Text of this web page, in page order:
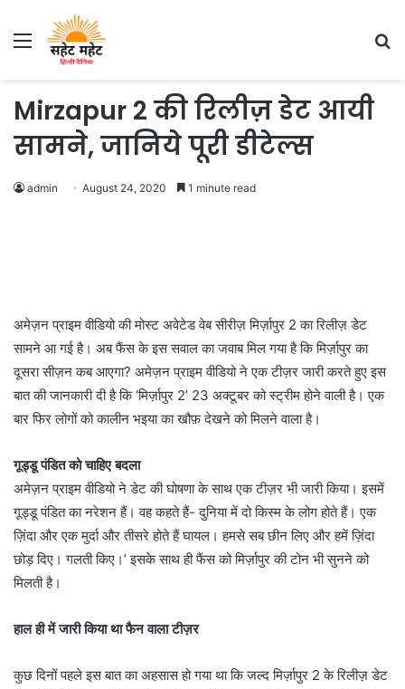
Menu
Mirzapur 2 की रिलीज़ डेट आयी
सामने, जानिये पूरी डीटेल्स
admin August 24, 2020 1 minute read
अमेज़न प्राइम वीडियो की मोस्ट अवेटेड वेब सीरीज़ मिर्ज़ापुर 2 का रिलीज़ डेट
सामने आ गई है। अब फैंस के इस सवाल का जवाब मिल गया है कि मिर्ज़ापुर का
दूसरा सीज़न कब आएगा? अमेज़न प्राइम वीडियो ने एक टीज़र जारी करते हुए इस
बात की जानकारी दी है कि ‘मिर्ज़ापुर 2’ 23 अक्टूबर को स्ट्रीम होने वाली है। एक
बार फिर लोगों को कालीन भइया का खौफ़ देखने को मिलने वाला है।
गूड्डू पंडित को चाहिए बदला
अमेज़न प्राइम वीडियो ने डेट की घोषणा के साथ एक टीज़र भी जारी किया। इसमें
गूड्डू पंडित का नरेशन हैं। वह कहते हैं- दुनिया में दो किस्म के लोग होते हैं। एक
ज़िंदा और एक मुर्दा और तीसरे होते हैं घायल। हमसे सब छीन लिए और हमें ज़िंदा
छोड़ दिए। गलती किए।’ इसके साथ ही फैंस को मिर्ज़ापुर की टोन भी सुनने को
मिलती है।
हाल ही में जारी किया था फैन वाला टीज़र
कुछ दिनों पहले इस बात का अहसास हो गया था कि जल्द मिर्ज़ापुर 2 के रिलीज़ डेट